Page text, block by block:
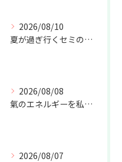
2026/08/10
夏が過ぎ行くセミの亡骸
2026/08/08
氣のエネルギーを私利私欲のために使うな
2026/08/07